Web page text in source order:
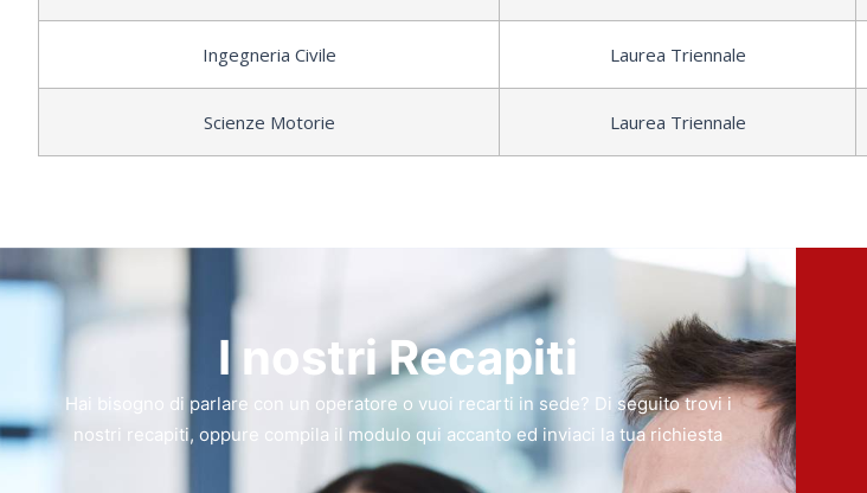
Ingegneria Civile Laurea Triennale
Scienze Motorie Laurea Triennale
I nostri Recapiti
Hai bisogno di parlare con un operatore o vuoi recarti in sede? Di seguito trovi i
nostri recapiti, oppure compila il modulo qui accanto ed inviaci la tua richiesta